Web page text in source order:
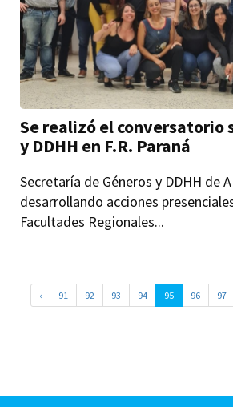
Se realizó el conversatorio
y DDHH en F.R. Paraná
Secretaría de Géneros y DDHH de
desarrollando acciones
Facultades Regionales...
‹ 91 92 93 94 95 96 97